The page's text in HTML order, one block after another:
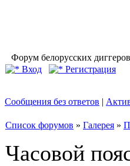
Форум белорусских
Вход
Регистрация
Сообщения без ответов |
Список форумов » Галерея »
Часовой